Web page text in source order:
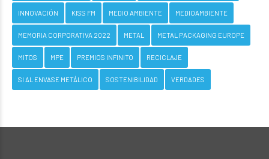
INNOVACIÓN KISS FM MEDIO AMBIENTE MEDIOAMBIENTE
MEMORIA CORPORATIVA 2022 METAL METAL PACKAGING EUROPE
MITOS MPE PREMIOS INFINITO RECICLAJE
SI AL ENVASE METÁLICO SOSTENIBILIDAD VERDADES